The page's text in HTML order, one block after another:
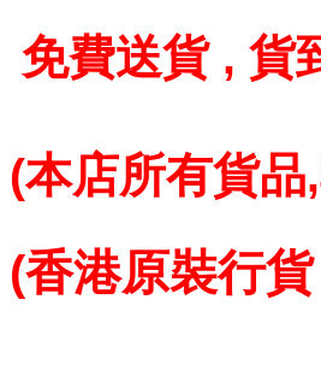
免費送貨 , 貨
(本店所有貨品,
(香港原裝行